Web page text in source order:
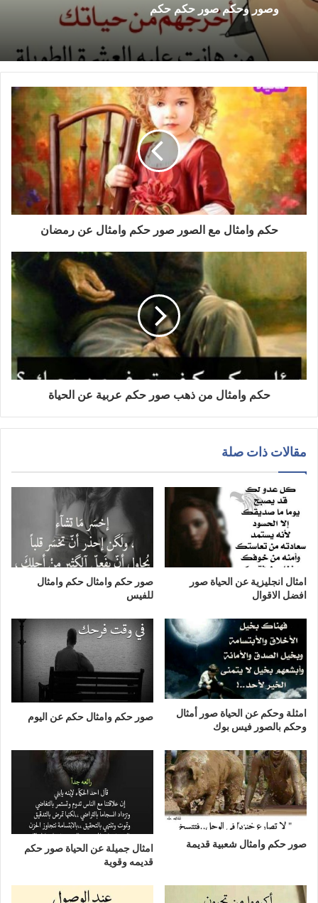
وصور وحكم صور حكم حكم
حكم وامثال مع الصور صور حكم وامثال عن رمضان
حكم وامثال من ذهب صور حكم عربية عن الحياة
مقالات ذات صلة
امثال انجليزية عن الحياة صور
افضل الاقوال
صور حكم وامثال حكم وامثال
للفيس
امثلة وحكم عن الحياة صور أمثال
وحكم بالصور فيس بوك
صور حكم وامثال حكم عن اليوم
صور حكم وامثال شعبية قديمة
امثال جميلة عن الحياة صور حكم
قديمه وقوية